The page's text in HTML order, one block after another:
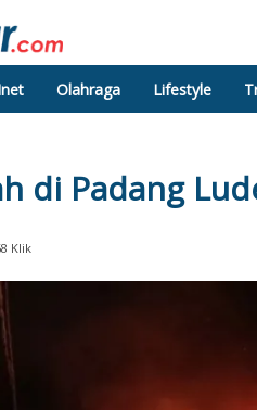
Olahraga Lifestyle
di Padang
Klik